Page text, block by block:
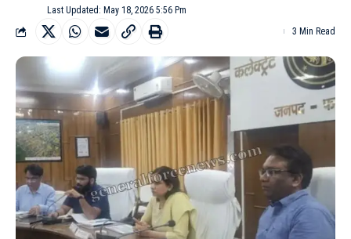
Last Updated: May 18, 2026 5:56 Pm
3 Min Read